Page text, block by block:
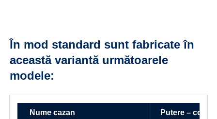
În mod standard sunt fabricate în
această variantă următoarele
modele:
Nume cazan Putere –